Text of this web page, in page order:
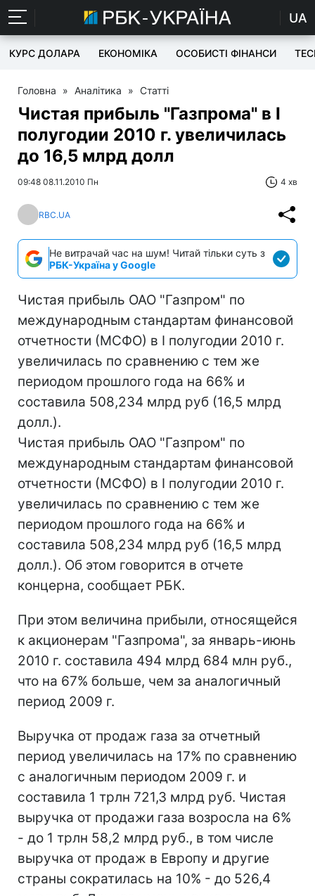
UA
КУРС ДОЛАРА ЕКОНОМІКА ОСОБИСТІ ФІНАНСИ
Головна » Аналітика » Статті
Чистая прибыль "Газпрома" в I
полугодии 2010 г. увеличилась
до 16,5 млрд долл
09:48 08.11.2010 Пн 4 хв
RBC.UA
Не витрачай час на шум! Читай тільки суть з
РБК-Україна у Google
Чистая прибыль ОАО "Газпром" по
международным стандартам финансовой
отчетности (МСФО) в I полугодии 2010 г.
увеличилась по сравнению с тем же
периодом прошлого года на 66% и
составила 508,234 млрд руб (16,5 млрд
долл.).
Чистая прибыль ОАО "Газпром" по
международным стандартам финансовой
отчетности (МСФО) в I полугодии 2010 г.
увеличилась по сравнению с тем же
периодом прошлого года на 66% и
составила 508,234 млрд руб (16,5 млрд
долл.). Об этом говорится в отчете
концерна, сообщает РБК.
При этом величина прибыли, относящейся
к акционерам "Газпрома", за январь-июнь
2010 г. составила 494 млрд 684 млн руб.,
что на 67% больше, чем за аналогичный
период 2009 г.
Выручка от продаж газа за отчетный
период увеличилась на 17% по сравнению
с аналогичным периодом 2009 г. и
составила 1 трлн 721,3 млрд руб. Чистая
выручка от продажи газа возросла на 6%
- до 1 трлн 58,2 млрд руб., в том числе
выручка от продаж в Европу и другие
страны сократилась на 10% - до 526,4